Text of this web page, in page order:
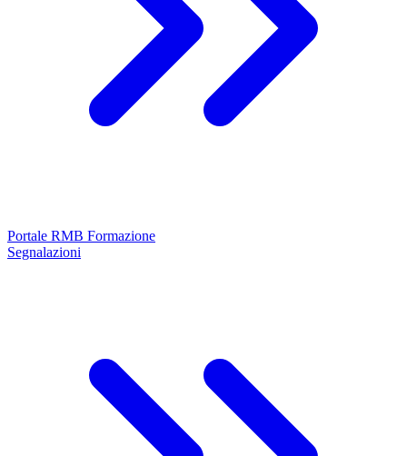
Portale RMB Formazione
Segnalazioni